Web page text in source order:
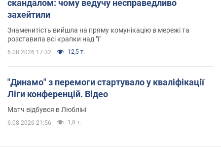
скандалом: чому ведучу несправедливо
захейтили
Знаменитість вийшла на пряму комунікацію в мережі та
розставила всі крапки над "і"
6.08.2026 17:32 12,5 т.
"Динамо" з перемоги стартувало у кваліфікації
Ліги конференцій. Відео
Матч відбувся в Любліні
6.08.2026 21:56 1,8 т.